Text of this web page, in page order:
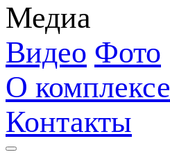
Медиа
Видео Фото
О комплексе
Контакты